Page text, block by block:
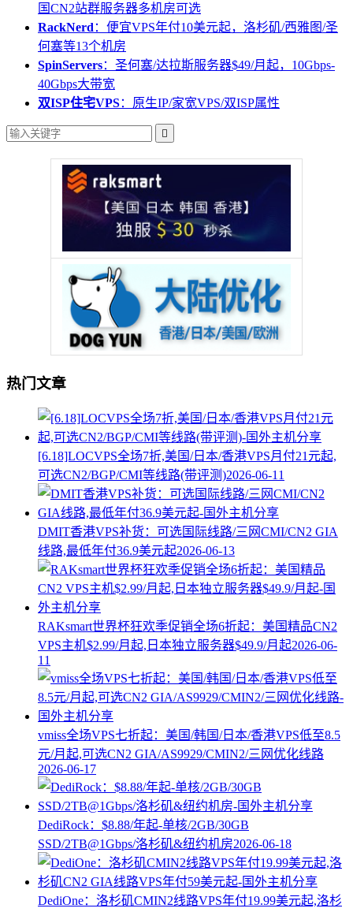
国CN2站群服务器多机房可选
RackNerd ：便宜VPS年付10美元起，洛杉矶/西雅图/圣
何塞等13个机房
SpinServers：圣何塞/达拉斯服务器$49/月起，10Gbps-
40Gbps大带宽
双ISP住宅VPS：原生IP/家宽VPS/双ISP属性

热门文章
[6.18]LOCVPS全场7折,美国/日本/香港VPS月付21元起,
可选CN2/BGP/CMI等线路(带评测)2026-06-11
DMIT香港VPS补货：可选国际线路/三网CMI/CN2 GIA
线路,最低年付36.9美元起2026-06-13
RAKsmart世界杯狂欢季促销全场6折起：美国精品CN2
VPS主机$2.99/月起,日本独立服务器$49.9/月起2026-06-
11
vmiss全场VPS七折起：美国/韩国/日本/香港VPS低至8.5
元/月起,可选CN2 GIA/AS9929/CMIN2/三网优化线路
2026-06-17
DediRock：$8.88/年起-单核/2GB/30GB
SSD/2TB@1Gbps/洛杉矶&纽约机房2026-06-18
DediOne：洛杉矶CMIN2线路VPS年付19.99美元起,洛杉